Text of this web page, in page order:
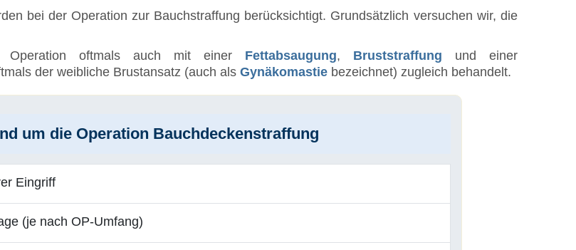
bei der Operation zur Bauchstraffung berücksichtigt. Grundsätzlich versuchen wir, die
Operation oftmals auch mit einer Fettabsaugung, Bruststraffung und einer
der weibliche Brustansatz (auch alsGynäkomastie bezeichnet) zugleich behandelt.
um die Operation Bauchdeckenstraffung
Eingriff
(je nach OP-Umfang)